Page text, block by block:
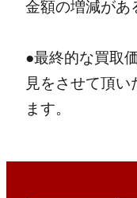
金額の増減があ
●最終的な買取
見をさせて頂
ます。